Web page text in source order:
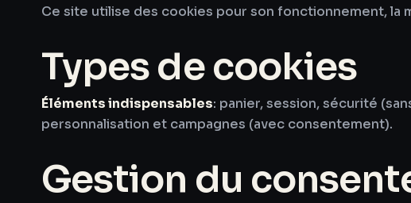
Ce site utilise des cookies pour son fonctionnement, la
Types de cookies
Éléments indispensables: panier, session, sécurité
personnalisation et campagnes (avec consentement).
Gestion du